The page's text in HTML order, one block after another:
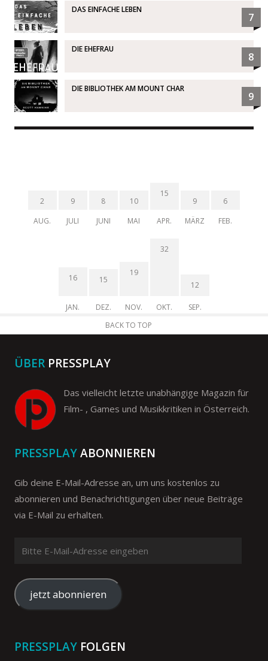
DAS EINFACHE LEBEN
7
DIE EHEFRAU
8
DIE BIBLIOTHEK AM MOUNT CHAR
9
2
AUG.
9
JULI
8
JUNI
10
MAI
15
APR.
9
MÄRZ
6
FEB.
16
JAN.
15
DEZ.
19
NOV.
32
OKT.
12
SEP.
BACK TO TOP
ÜBER PRESSPLAY
Das vielleicht letzte unabhängige Magazin für
Film- , Games und Musikkritiken in Österreich.
PRESSPLAYABONNIEREN
Gib deine E-Mail-Adresse an, um uns kostenlos zu
abonnieren und Benachrichtigungen über neue Beiträge
via E-Mail zu erhalten.
Mail-
Adresse
eingeben
jetzt abonnieren
PRESSPLAY FOLGEN